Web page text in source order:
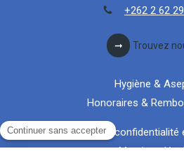
+262 2 62
Trouvez
Hygiène &
Honoraires &
Politique de confidentialité
Mentions